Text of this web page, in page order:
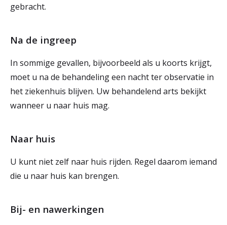
gebracht.
Na de ingreep
In sommige gevallen, bijvoorbeeld als u koorts krijgt,
moet u na de behandeling een nacht ter observatie in
het ziekenhuis blijven. Uw behandelend arts bekijkt
wanneer u naar huis mag.
Naar huis
U kunt niet zelf naar huis rijden. Regel daarom iemand
die u naar huis kan brengen.
Bij- en nawerkingen